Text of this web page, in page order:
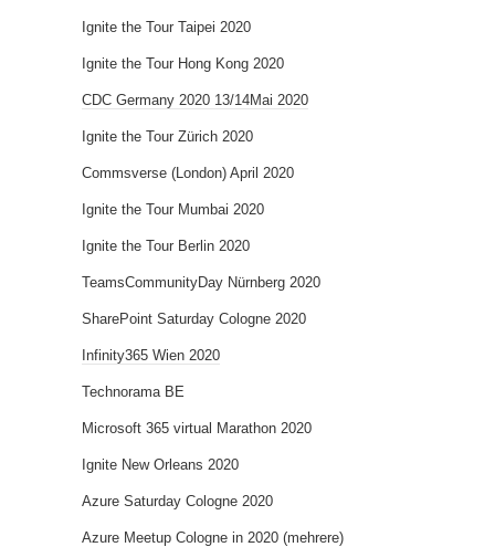
Ignite the Tour Taipei 2020
Ignite the Tour Hong Kong 2020
CDC Germany 2020 13/14Mai 2020
Ignite the Tour Zürich 2020
Commsverse (London) April 2020
Ignite the Tour Mumbai 2020
Ignite the Tour Berlin 2020
TeamsCommunityDay Nürnberg 2020
SharePoint Saturday Cologne 2020
Infinity365 Wien 2020
Technorama BE
Microsoft 365 virtual Marathon 2020
Ignite New Orleans 2020
Azure Saturday Cologne 2020
Azure Meetup Cologne in 2020 (mehrere)